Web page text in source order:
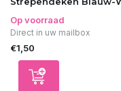
Op voorraad
Direct in uw mailbox
€1,50